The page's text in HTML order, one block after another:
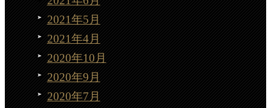
2021年5月
2021年4月
2020年10月
2020年9月
2020年7月